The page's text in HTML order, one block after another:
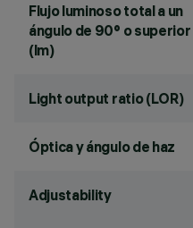
Flujo luminoso total a un
ángulo de 90° o superior
(lm)
Light output ratio (LOR)
Óptica y ángulo de haz
Adjustability